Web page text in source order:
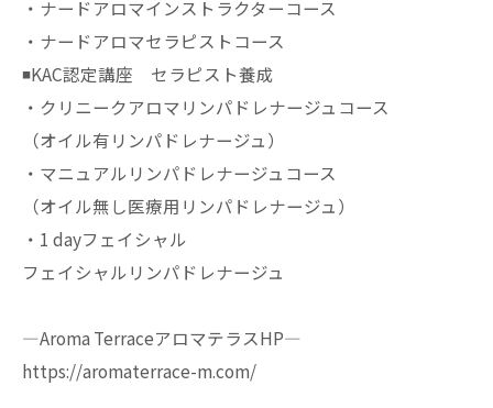
・ナードアロマインストラクターコース
・ナードアロマセラピストコース
◾️KAC認定講座 セラピスト養成
・クリニークアロマリンパドレナージュコース
（オイル有リンパドレナージュ）
・マニュアルリンパドレナージュコース
（オイル無し医療用リンパドレナージュ）
・1 dayフェイシャル
フェイシャルリンパドレナージュ
—Aroma TerraceアロマテラスHP—
https://aromaterrace-m.com/